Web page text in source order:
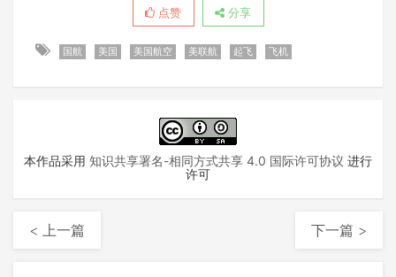
点赞 分享
国航 美国 美国航空 美联航 起飞 飞机
本作品采用 知识共享署名-相同方式共享 4.0 国际许可协议 进行
许可
< 上一篇 下一篇 >